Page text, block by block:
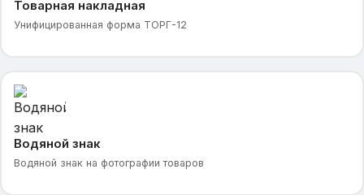
Товарная накладная
Унифицированная форма ТОРГ-12
Водяной знак
Водяной знак на фотографии товаров